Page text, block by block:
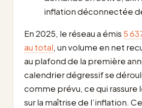
inflation déconnectée
En 2025, le réseau a émis 5
au total, un volume en net
au plafond de la première
calendrier dégressif se
comme prévu, ce qui rassure
sur la maîtrise de l’inflation.